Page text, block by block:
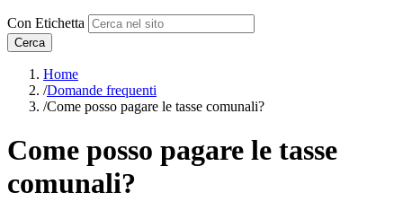
Con Etichetta
Cerca
Home
/Domande frequenti
/Come posso pagare le tasse comunali?
Come posso pagare le tasse
comunali?